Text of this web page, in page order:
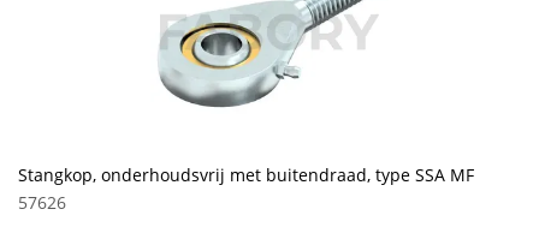
Stangkop, onderhoudsvrij met buitendraad, type SSA MF
57626